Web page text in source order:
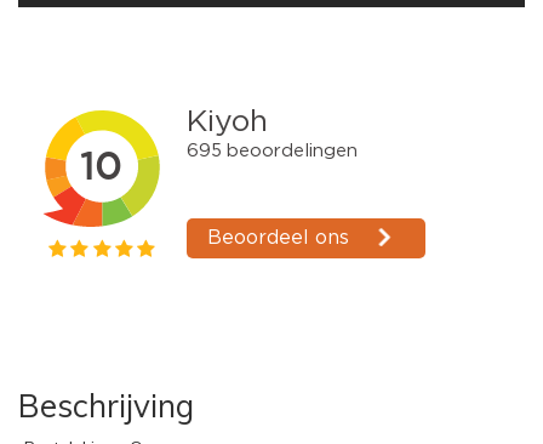
Beschrijving